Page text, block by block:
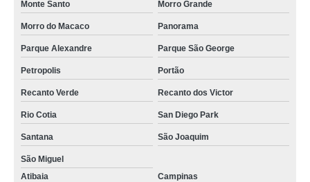
Monte Santo Morro Grande
Morro do Macaco Panorama
Parque Alexandre Parque São George
Petropolis Portão
Recanto Verde Recanto dos Victor
Rio Cotia San Diego Park
Santana São Joaquim
São Miguel
Atibaia
Campinas